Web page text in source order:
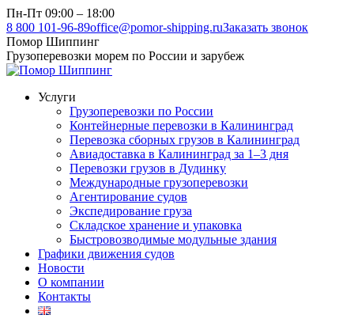
Перейти
к
содержанию
Пн-Пт 09:00 – 18:00
8 800 101-96-89office@pomor-shipping.ruЗаказать звонок
Помор Шиппинг
Грузоперевозки морем по России и зарубеж
Услуги
Грузоперевозки по России
Контейнерные перевозки в Калининград
Перевозка сборных грузов в Калининград
Авиадоставка в Калининград за 1–3 дня
Перевозки грузов в Дудинку
Международные грузоперевозки
Агентирование судов
Экспедирование груза
Складское хранение и упаковка
Быстровозводимые модульные здания
Графики движения судов
Новости
О компании
Контакты